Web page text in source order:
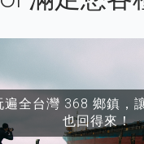
遍全台灣 368 鄉鎮，
也回得來！